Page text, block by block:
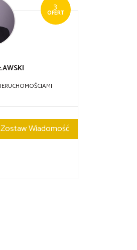
3
OFERT
Zostaw Wiadomość